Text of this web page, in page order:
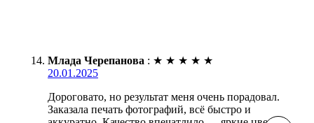
Млада Черепанова : ★ ★ ★ ★ ★
20.01.2025
Дороговато, но результат меня очень порадовал.
Заказала печать фотографий, всё быстро и